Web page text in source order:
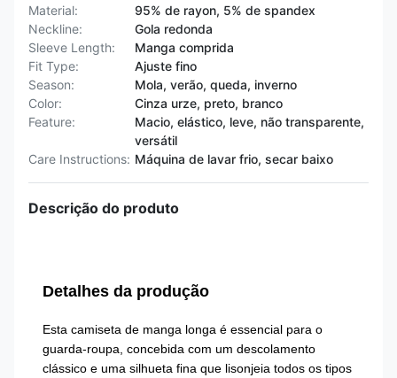
Material:
95% de rayon, 5% de spandex
Neckline:
Gola redonda
Sleeve Length:
Manga comprida
Fit Type:
Ajuste fino
Season:
Mola, verão, queda, inverno
Color:
Cinza urze, preto, branco
Feature:
Macio, elástico, leve, não transparente,
versátil
Care Instructions: Máquina de lavar frio, secar baixo
Descrição do produto
Detalhes da produção
Esta camiseta de manga longa é essencial para o
guarda-roupa, concebida com um descolamento
clássico e uma silhueta fina que lisonjeia todos os tipos